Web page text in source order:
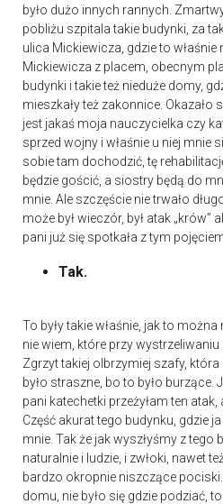
było dużo innych rannych.
pobliżu szpitala takie budynki, za
ulica Mickiewicza, gdzie to
Mickiewicza z placem, obecnym
budynki i takie też nieduże domy,
mieszkały też zakonnice. Okazało
jest jakaś moja nauczycielka czy
sprzed wojny i właśnie u niej mnie
sobie tam dochodzić, tę
będzie gościć, a siostry będą do
mnie. Ale szczęście nie trwało
może był wieczór, był atak „krów”
pani już się spotkała z tym
Tak.
To były takie właśnie, jak to
nie wiem, które przy wystrzeliwaniu
Zgrzyt takiej olbrzymiej szafy,
było straszne, bo to było burzące.
pani katechetki przeżyłam ten atak,
Część akurat tego budynku, gdzie
mnie. Tak że jak wyszłyśmy z tego
naturalnie i ludzie, i zwłoki, nawet
bardzo okropnie niszczące
domu, nie było się gdzie podziać,